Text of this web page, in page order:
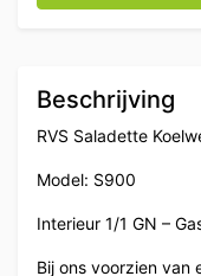
Beschrijving
RVS Saladette
Model: S900
Interieur 1/1 GN –
Bij ons voorzien van